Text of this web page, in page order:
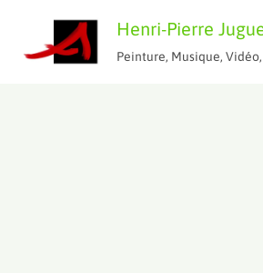
contenu
Henri-Pierre
Peinture, Musique, Vidéo,